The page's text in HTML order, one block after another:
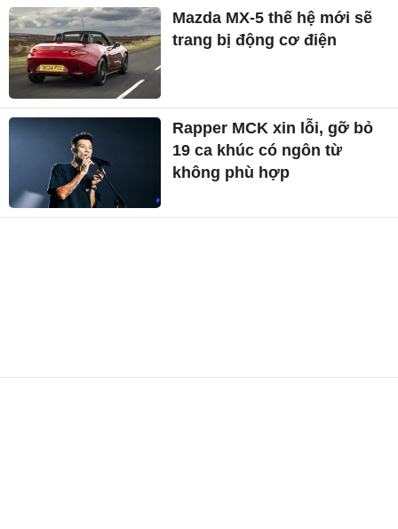
Mazda MX-5 thế hệ mới sẽ
trang bị động cơ điện
Rapper MCK xin lỗi, gỡ bỏ
19 ca khúc có ngôn từ
không phù hợp